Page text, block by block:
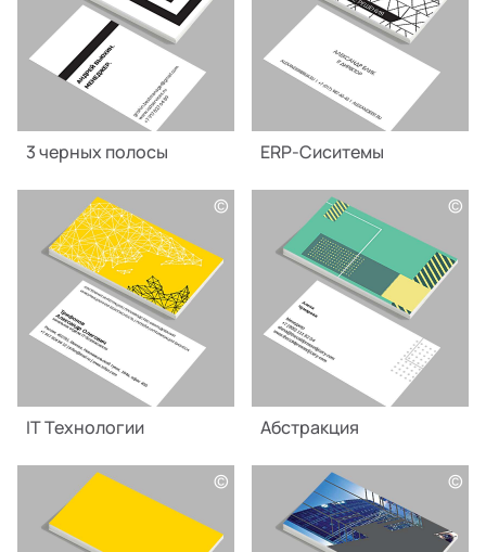
3 черных полосы ERP-Сиситемы
©
IT Технологии
©
Абстракция
© ©